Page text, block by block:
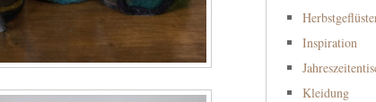
Inspiration
Kleidung